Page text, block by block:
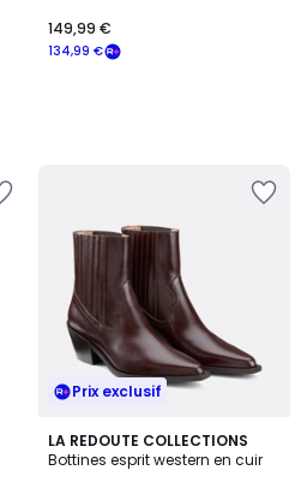
134,99 €
149,99 €
Prix exclusif
LA REDOUTE COLLECTIONS
Bottines esprit western en cuir
1,5
/